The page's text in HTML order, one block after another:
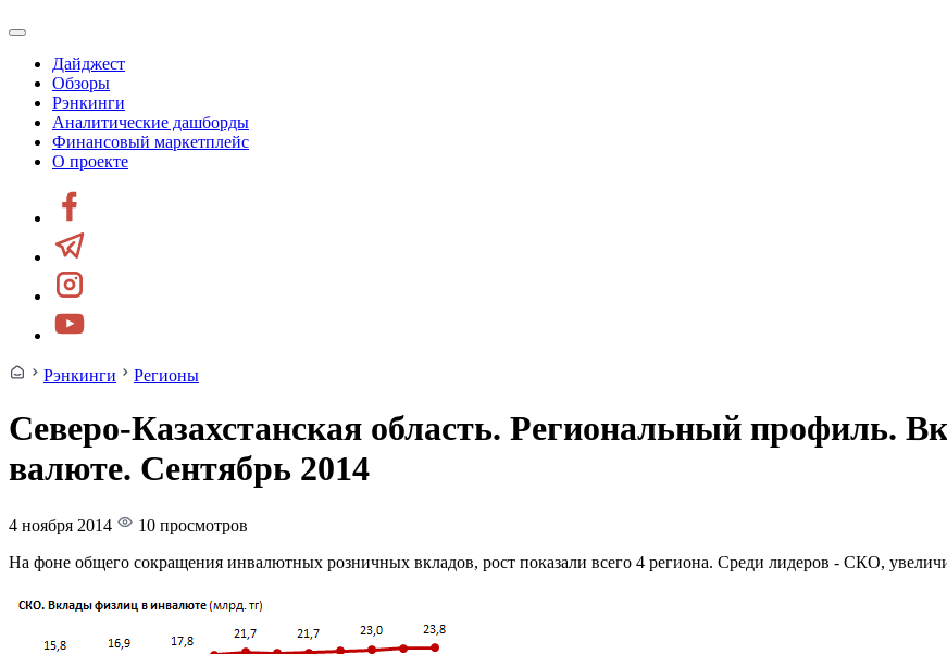
Дайджест
Обзоры
Рэнкинги
Аналитические дашборды
Финансовый маркетплейс
О проекте
Рэнкинги Регионы
Северо-Казахстанская область. Региональный профиль.
валюте. Сентябрь 2014
4 ноября 2014
10 просмотров
На фоне общего сокращения инвалютных розничных вкладов, рост показали всего 4 региона. Среди лидеров - СКО,